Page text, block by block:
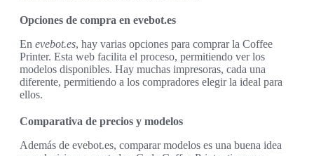
Opciones de compra en evebot.es
En evebot.es, hay varias opciones para comprar la Coffee
Printer. Esta web facilita el proceso, permitiendo ver los
modelos disponibles. Hay muchas impresoras, cada una
diferente, permitiendo a los compradores elegir la ideal para
ellos.
Comparativa de precios y modelos
Además de evebot.es, comparar modelos es una buena idea